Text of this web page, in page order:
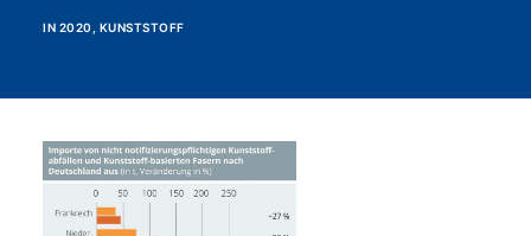
IN 2020 KUNSTSTOFF